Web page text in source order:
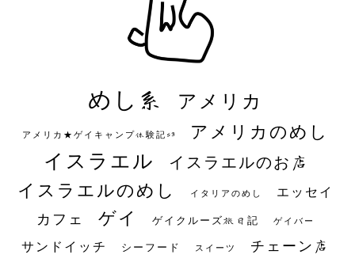
めし系 アメリカ
アメリカ★ゲイキャンプ体験記S3 アメリカのめし
イスラエル イスラエルのお店
イスラエルのめし イタリアのめし エッセイ
カフェ ゲイ ゲイクルーズ旅日記 ゲイバー
サンドイッチ シーフード スイーツ チェーン店